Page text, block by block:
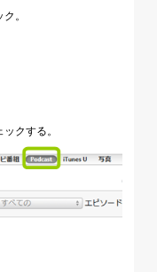
。
クする。